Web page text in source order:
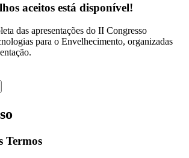
aceitos está disponível!
das apresentações do II Congresso
para o Envelhecimento, organizadas
Termos